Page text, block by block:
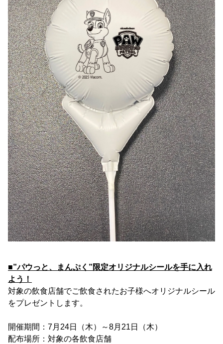
■”パウっと、まんぷく”限定オリジナルシールを手に入れ
よう！
対象の飲食店舗でご飲食されたお子様へオリジナルシール
をプレゼントします。
開催期間：7月24日（木）～8月21日（木）
配布場所：対象の各飲食店舗